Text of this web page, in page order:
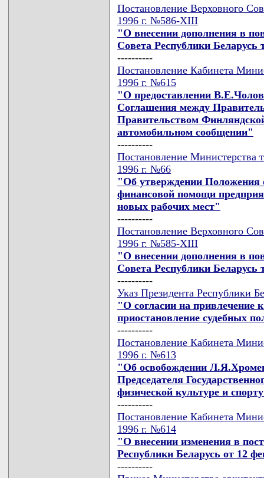
Постановление Верховного
1996 г. №586-XIII
"О внесении дополнения в
Совета Республики Беларусь
----------
Постановление Кабинета
1996 г. №615
"О предоставлении
Соглашения между
Правительством
автомобильном сообщении"
----------
Постановление Министерства
1996 г. №66
"Об утверждении Положения
финансовой помощи
новых рабочих мест"
----------
Постановление Верховного
1996 г. №585-XIII
"О внесении дополнения в
Совета Республики Беларусь
----------
Указ Президента Республики
"О согласии на привлечение
приостановление судебных
----------
Постановление Кабинета
1996 г. №613
"Об освобождении
Председателя
физической культуре и
----------
Постановление Кабинета
1996 г. №614
"О внесении изменения в
Республики Беларусь от 12
----------